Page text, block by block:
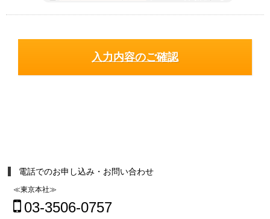
電話でのお申し込み・お問い合わせ
≪東京本社≫
03-3506-0757